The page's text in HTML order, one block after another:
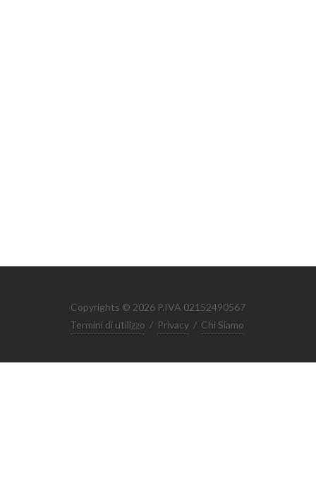
Copyrights © 2026 P.IVA 02152490567
Termini di utilizzo / Privacy / Chi Siamo